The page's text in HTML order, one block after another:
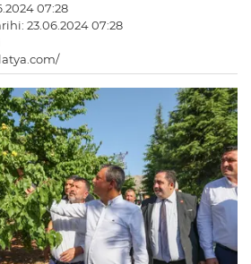
07:28
23.06.2024 07:28